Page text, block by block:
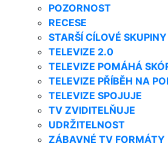
POZORNOST
RECESE
STARŠÍ CÍLOVÉ
TELEVIZE 2.0
TELEVIZE POMÁHÁ
TELEVIZE PŘÍBĚH NA
TELEVIZE SPOJUJE
TV ZVIDITELŇUJE
UDRŽITELNOST
ZÁBAVNÉ TV FORMÁTY